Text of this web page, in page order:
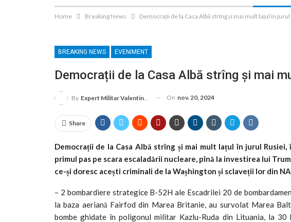
Home Breaking News Democrații de la Casa Albă strîng și mai mult lațul în jurul
BREAKING NEWS EVENIMENT
Democrații de la Casa Albă strîng și mai
By Expert Militar Valentin Vasilescu On nov. 20, 2024
Share
Democrații de la Casa Albă strîng și mai mult lațul în jurul
primul pas pe scara escaladării nucleare, pînă la investirea lui
ce-și doresc acești criminali de la Wașhington și sclaveții lor din
– 2 bombardiere strategice B-52H ale Escadrilei 20 de
la baza aeriană Fairfod din Marea Britanie, au survolat Marea
bombe ghidate în poligonul militar Kazlu-Ruda din Lituania, la 30